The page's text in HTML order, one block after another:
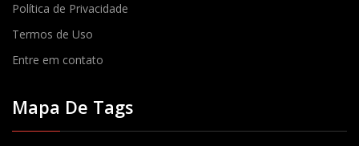
Política de Privacidade
Termos de Uso
Entre em contato
Mapa De Tags